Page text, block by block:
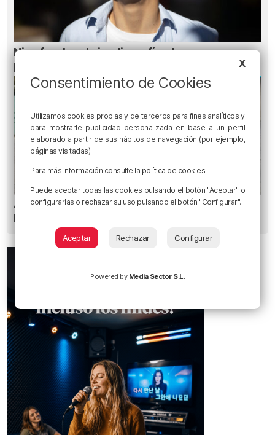
Ni gafas de sol ni radiografías: los errores que
pueden dañar la retina durante el eclipse
Amor y humor en Aste Nagusia: «¿Quién se
besa como en las películas?»
X
Consentimiento de Cookies
Utilizamos cookies propias y de terceros para fines analíticos y
para mostrarle publicidad personalizada en base a un perfil
elaborado a partir de sus hábitos de navegación (por ejemplo,
páginas visitadas).
Para más información consulte la política de cookies.
Puede aceptar todas las cookies pulsando el botón "Aceptar" o
configurarlas o rechazar su uso pulsando el botón "Configurar".
Aceptar Rechazar Configurar
Powered by Media Sector S.L.